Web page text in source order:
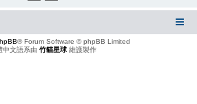
® Forum Software © phpBB Limited
中文語系由 竹貓星球 維護製作